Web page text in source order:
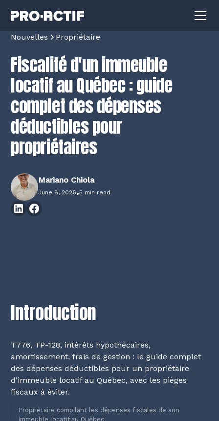
Nouvelles Propriétaire
Fiscalité d'un immeuble
locatif au Québec : guide
complet des dépenses
déductibles pour
propriétaires
Mariano Chiola
June 8, 2026•5 min read
Introduction
T776, TP-128, intérêts hypothécaires,
amortissement, frais de gestion : le guide complet
des dépenses déductibles pour un propriétaire
d'immeuble locatif au Québec, avec les pièges
fiscaux à éviter.
Propriétaire compilant les dépenses fiscales de son
immeuble locatif au Québec